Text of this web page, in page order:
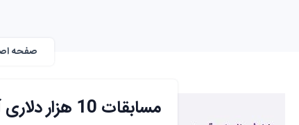
صفحه
مسابقات 10 هزار دلاری آیرون اف ایکس | IronFX